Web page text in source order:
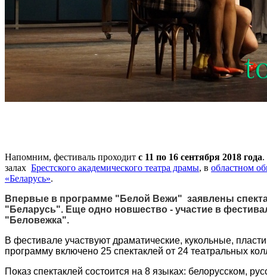
Напомним, фестиваль проходит с 11 по 16 сентября 2018 года.
залах Брестского академического театра драмы, в областном
«Беларусь».
Впервые в программе "Белой Вежи" заявлены
"Беларусь". Еще одно новшество - участие в
"Беловежка".
В фестивале участвуют драматические, кукольные,
программу включено 25 спектаклей от 24 театральных
Показ спектаклей состоится на 8 языках: белорусском,